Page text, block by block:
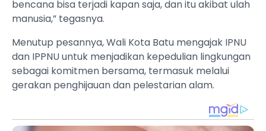
bencana bisa terjadi kapan saja, dan itu akibat ulah
manusia,” tegasnya.
Menutup pesannya, Wali Kota Batu mengajak IPNU
dan IPPNU untuk menjadikan kepedulian lingkungan
sebagai komitmen bersama, termasuk melalui
gerakan penghijauan dan pelestarian alam.